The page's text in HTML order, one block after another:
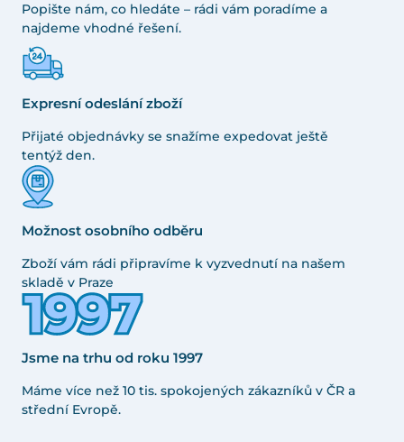
Popište nám, co hledáte – rádi vám poradíme a
najdeme vhodné řešení.
Expresní odeslání zboží
Přijaté objednávky se snažíme expedovat ještě
tentýž den.
Možnost osobního odběru
Zboží vám rádi připravíme k vyzvednutí na našem
skladě v Praze
Jsme na trhu od roku 1997
Máme více než 10 tis. spokojených zákazníků v ČR a
střední Evropě.